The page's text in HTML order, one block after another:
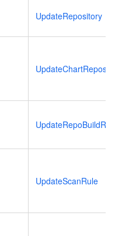
UpdateRepository
UpdateScanRule